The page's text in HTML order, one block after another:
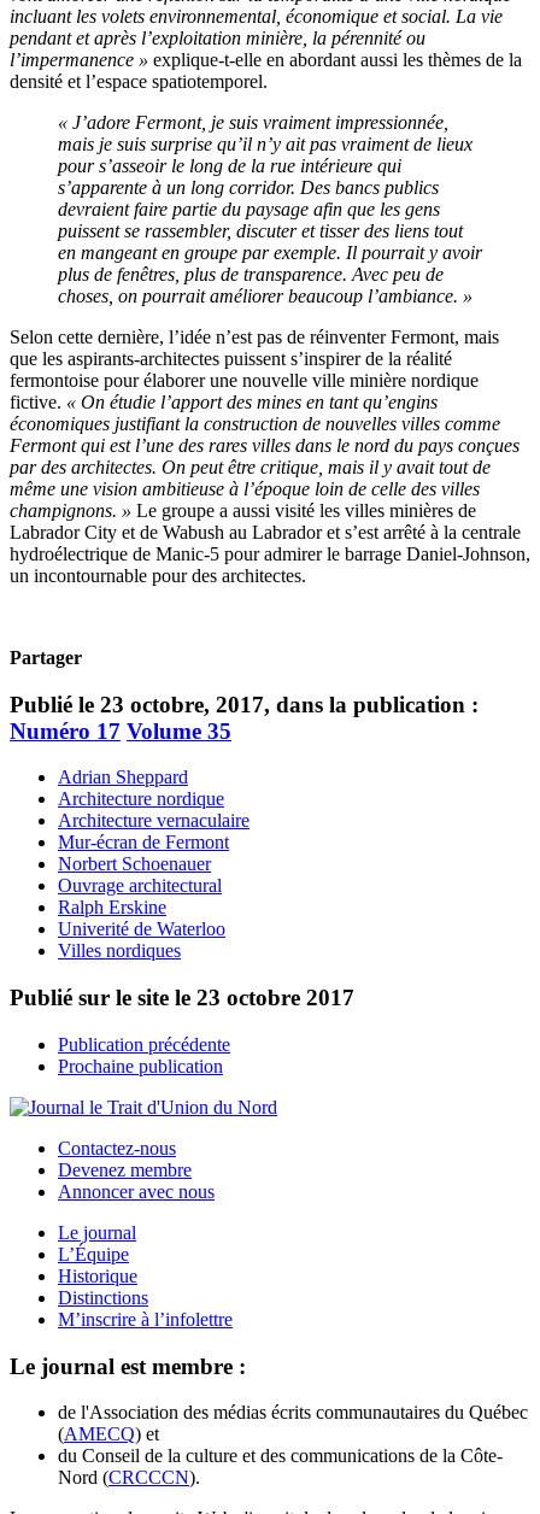
incluant les volets environnemental, économique et social. La vie
pendant et après l’exploitation minière, la pérennité ou
l’impermanence » explique-t-elle en abordant aussi les thèmes de la
densité et l’espace spatiotemporel.
« J’adore Fermont, je suis vraiment impressionnée,
mais je suis surprise qu’il n’y ait pas vraiment de lieux
pour s’asseoir le long de la rue intérieure qui
s’apparente à un long corridor. Des bancs publics
devraient faire partie du paysage afin que les gens
puissent se rassembler, discuter et tisser des liens tout
en mangeant en groupe par exemple. Il pourrait y avoir
plus de fenêtres, plus de transparence. Avec peu de
choses, on pourrait améliorer beaucoup l’ambiance. »
Selon cette dernière, l’idée n’est pas de réinventer Fermont, mais
que les aspirants-architectes puissent s’inspirer de la réalité
fermontoise pour élaborer une nouvelle ville minière nordique
fictive. « On étudie l’apport des mines en tant qu’engins
économiques justifiant la construction de nouvelles villes comme
Fermont qui est l’une des rares villes dans le nord du pays conçues
par des architectes. On peut être critique, mais il y avait tout de
même une vision ambitieuse à l’époque loin de celle des villes
champignons. » Le groupe a aussi visité les villes minières de
Labrador City et de Wabush au Labrador et s’est arrêté à la centrale
hydroélectrique de Manic-5 pour admirer le barrage Daniel-Johnson,
un incontournable pour des architectes.
Partager
Publié le 23 octobre, 2017, dans la publication :
Numéro 17 Volume 35
Adrian Sheppard
Architecture nordique
Architecture vernaculaire
Mur-écran de Fermont
Norbert Schoenauer
Ouvrage architectural
Ralph Erskine
Univerité de Waterloo
Villes nordiques
Publié sur le site le 23 octobre 2017
Publication précédente
Prochaine publication
Contactez-nous
Devenez membre
Annoncer avec nous
Le journal
L’Équipe
Historique
Distinctions
M’inscrire à l’infolettre
Le journal est membre :
de l'Association des médias écrits communautaires du Québec
(AMECQ) et
du Conseil de la culture et des communications de la Côte-
Nord (CRCCCN).